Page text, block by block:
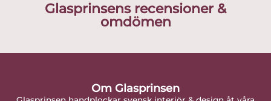
Glasprinsens recensioner &
omdömen
Om Glasprinsen